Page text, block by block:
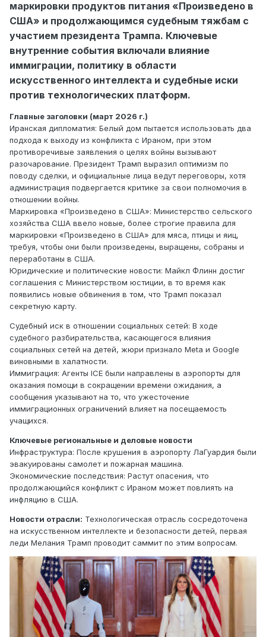
маркировки продуктов питания «Произведено в
США» и продолжающимся судебным тяжбам с
участием президента Трампа. Ключевые
внутренние события включали влияние
иммиграции, политику в области
искусственного интеллекта и судебные иски
против технологических платформ.
Главные заголовки (март 2026 г.)
Иранская дипломатия: Белый дом пытается использовать два
подхода к выходу из конфликта с Ираном, при этом
противоречивые заявления о целях войны вызывают
разочарование. Президент Трамп выразил оптимизм по
поводу сделки, и официальные лица ведут переговоры, хотя
администрация подвергается критике за свои полномочия в
отношении войны.
Маркировка «Произведено в США»: Министерство сельского
хозяйства США ввело новые, более строгие правила для
маркировки «Произведено в США» для мяса, птицы и яиц,
требуя, чтобы они были произведены, выращены, собраны и
переработаны в США.
Юридические и политические новости: Майкл Флинн достиг
соглашения с Министерством юстиции, в то время как
появились новые обвинения в том, что Трамп показал
секретную карту.
Судебный иск в отношении социальных сетей: В ходе
судебного разбирательства, касающегося влияния
социальных сетей на детей, жюри признало Meta и Google
виновными в халатности.
Иммиграция: Агенты ICE были направлены в аэропорты для
оказания помощи в сокращении времени ожидания, а
сообщения указывают на то, что ужесточение
иммиграционных ограничений влияет на посещаемость
учащихся.
Ключевые региональные и деловые новости
Инфраструктура: После крушения в аэропорту ЛаГуардия были
эвакуированы самолет и пожарная машина.
Экономические последствия: Растут опасения, что
продолжающийся конфликт с Ираном может повлиять на
инфляцию в США.
Новости отрасли: Технологическая отрасль сосредоточена
на искусственном интеллекте и безопасности детей, первая
леди Мелания Трамп проводит саммит по этим вопросам.